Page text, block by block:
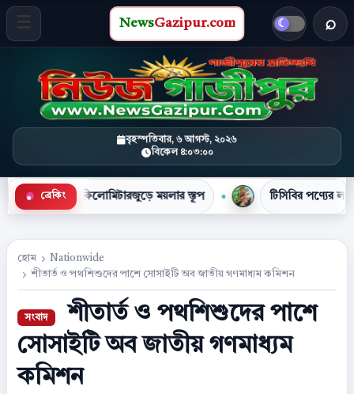
বৃহস্পতিবার, ৬ আগস্ট, ২০২৬
বিকেল ৪:০৩:০১
মেনু খুলুন
NewsGazipur.com
● ব্রেকিং ময়লার স্তূপ টিসিবির পণ্যের লাইনে দাঁড়িয়ে প্রাণ
হোম
Nationwide
শীতার্ত ও পথশিশুদের পাশে সোসাইটি অব জাতীয় গণমাধ্যম কমিশন
শীতার্ত ও পথশিশুদের পাশে
সোসাইটি অব জাতীয় গণমাধ্যম
কমিশন